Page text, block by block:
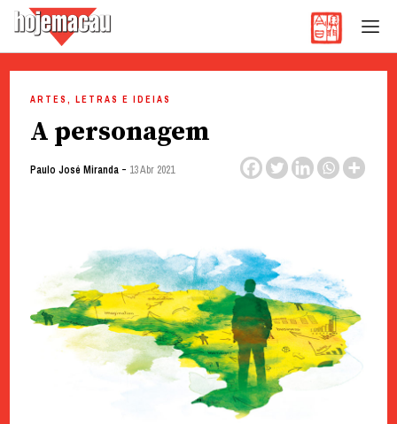
content
ARTES, LETRAS E IDEIAS
A personagem
Paulo José Miranda- 13 Abr 2021